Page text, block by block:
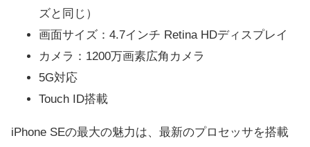
ズと同じ）
画面サイズ：4.7インチ Retina HDディスプレイ
カメラ：1200万画素広角カメラ
5G対応
Touch ID搭載
iPhone SEの最大の魅力は、最新のプロセッサを搭載